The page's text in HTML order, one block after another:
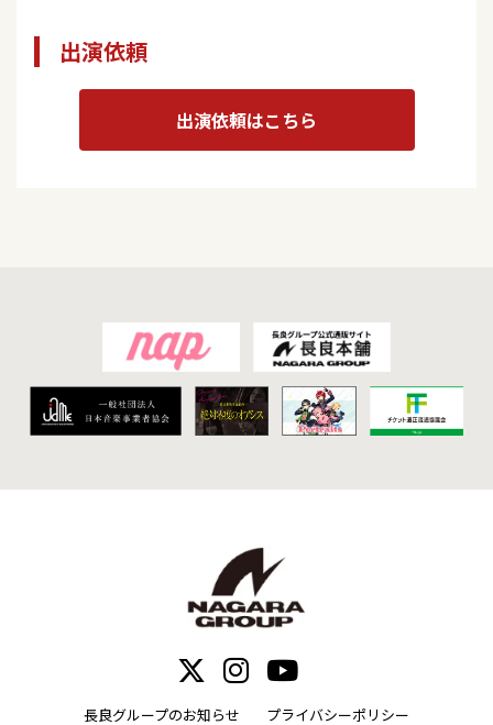
出演依頼
出演依頼はこちら
長良グループのお知らせ プライバシーポリシー